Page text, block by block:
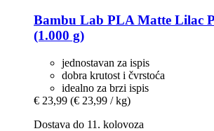
Bambu Lab PLA Matte Lilac
(1.000 g)
jednostavan za ispis
dobra krutost i čvrstoća
idealno za brzi ispis
€ 23,99 (€ 23,99 / kg)
Dostava do 11. kolovoza